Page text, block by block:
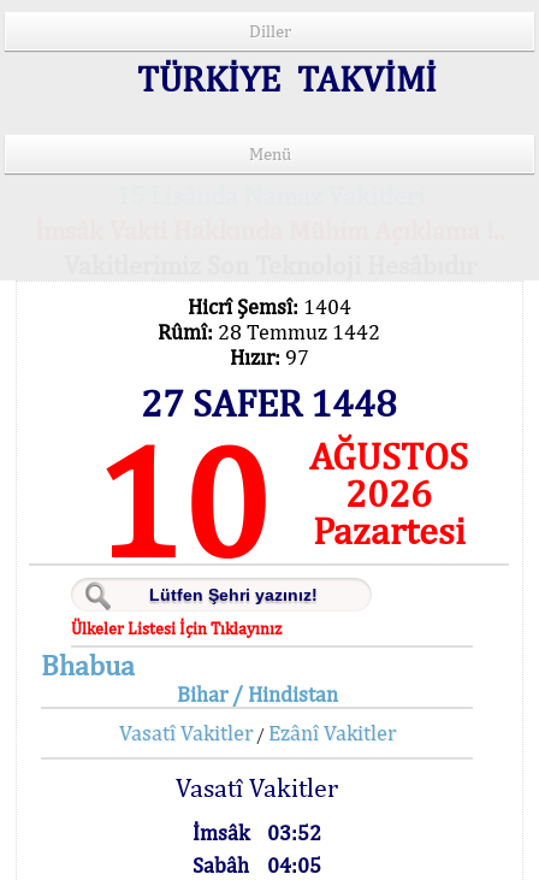
Diller
TÜRKİYE TAKVİMİ
Menü
Hicrî Şemsî: 1404
Rûmî: 28 Temmuz 1442
Hızır: 97
27 SAFER 1448
10
AĞUSTOS
2026
Pazartesi
Ülkeler Listesi İçin Tıklayınız
Bhabua
Bihar / Hindistan
Vasatî Vakitler/ Ezânî Vakitler
Vasatî Vakitler
İmsâk
03:52
Sabâh
04:05